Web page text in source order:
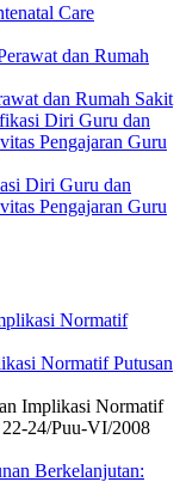
Care
dan Rumah Sakit
Diri Guru dan
Pengajaran Guru
Normatif Putusan
Implikasi Normatif
24/Puu-VI/2008